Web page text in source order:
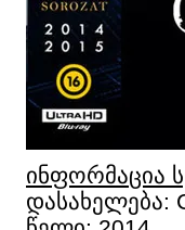
ინფორმაცია
დასახელება: